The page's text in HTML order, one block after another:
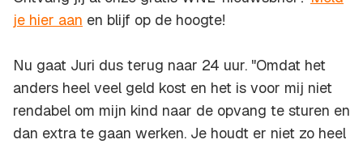
je hier aan en blijf op de hoogte!
Nu gaat Juri dus terug naar 24 uur. "Omdat het
anders heel veel geld kost en het is voor mij niet
rendabel om mijn kind naar de opvang te sturen en
dan extra te gaan werken. Je houdt er niet zo heel